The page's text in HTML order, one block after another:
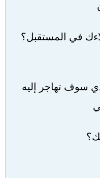
في المستقبل؟
سوف تهاجر إليه